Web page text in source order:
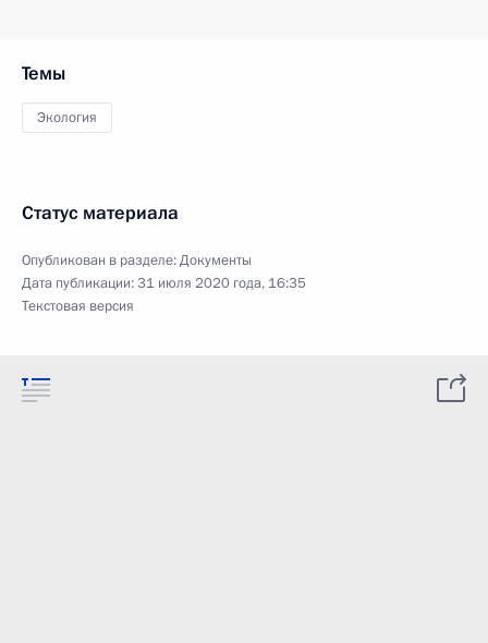
Темы
Экология
Статус материала
Опубликован в разделе:Документы
Дата публикации:31 июля 2020 года, 16:35
Текстовая версия